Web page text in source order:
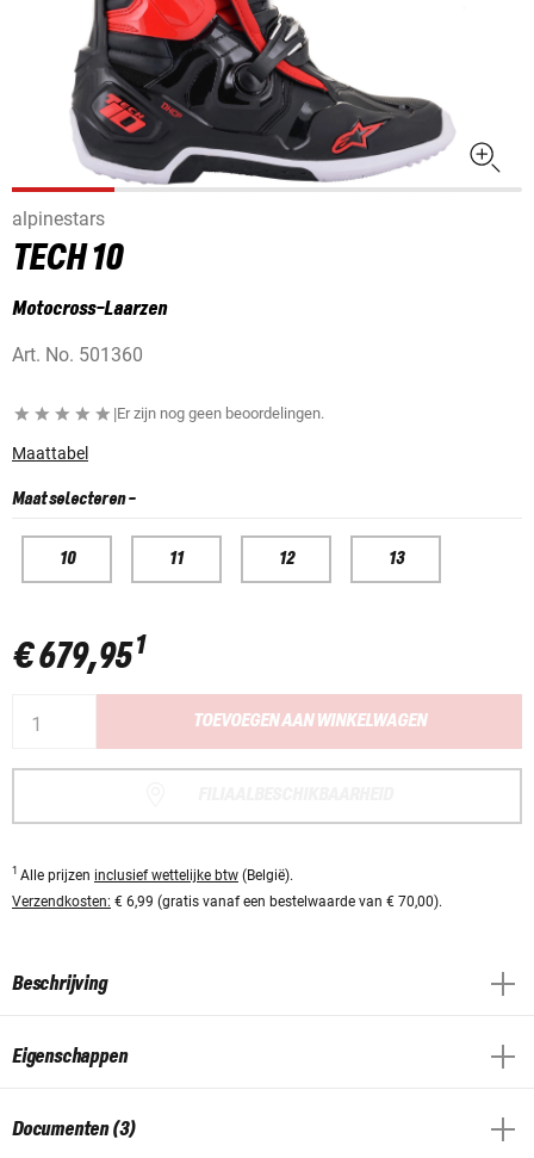
alpinestars
TECH 10
Motocross-Laarzen
Art. No. 501360
|Er zijn nog geen beoordelingen.
Maattabel
Maat selecteren-
10 11 12 13
€ 679,951
TOEVOEGEN AAN WINKELWAGEN
1 Alle prijzen inclusief wettelijke btw (België).
Verzendkosten: € 6,99 (gratis vanaf een bestelwaarde van € 70,00).
Beschrijving
Eigenschappen
Documenten (3)